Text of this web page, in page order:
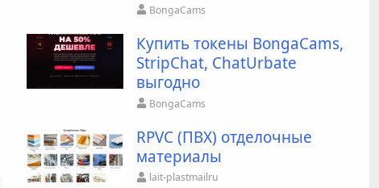
BongaCams
Купить токены BongaCams,
StripChat, ChatUrbate
выгодно
BongaCams
RPVC (ПВХ) отделочные
материалы
lait-plastmailru